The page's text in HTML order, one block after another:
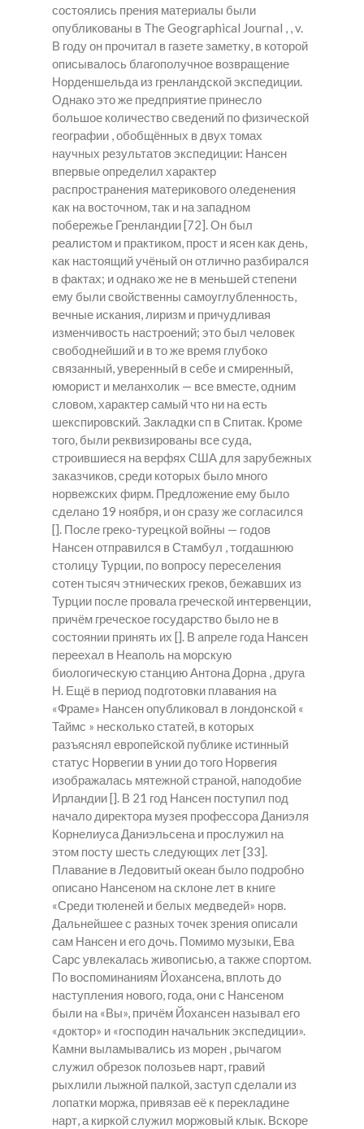
состоялись прения материалы были
опубликованы в The Geographical Journal , , v.
В году он прочитал в газете заметку, в которой
описывалось благополучное возвращение
Норденшельда из гренландской экспедиции.
Однако это же предприятие принесло
большое количество сведений по физической
географии , обобщённых в двух томах
научных результатов экспедиции: Нансен
впервые определил характер
распространения материкового оледенения
как на восточном, так и на западном
побережье Гренландии [72]. Он был
реалистом и практиком, прост и ясен как день,
как настоящий учёный он отлично разбирался
в фактах; и однако же не в меньшей степени
ему были свойственны самоуглубленность,
вечные искания, лиризм и причудливая
изменчивость настроений; это был человек
свободнейший и в то же время глубоко
связанный, уверенный в себе и смиренный,
юморист и меланхолик — все вместе, одним
словом, характер самый что ни на есть
шекспировский.Закладки сп в Спитак. Кроме
того, были реквизированы все суда,
строившиеся на верфях США для зарубежных
заказчиков, среди которых было много
норвежских фирм. Предложение ему было
сделано 19 ноября, и он сразу же согласился
[]. После греко-турецкой войны — годов
Нансен отправился в Стамбул , тогдашнюю
столицу Турции, по вопросу переселения
сотен тысяч этнических греков, бежавших из
Турции после провала греческой интервенции,
причём греческое государство было не в
состоянии принять их []. В апреле года Нансен
переехал в Неаполь на морскую
биологическую станцию Антона Дорна , друга
Н. Ещё в период подготовки плавания на
«Фраме» Нансен опубликовал в лондонской «
Таймс » несколько статей, в которых
разъяснял европейской публике истинный
статус Норвегии в унии до того Норвегия
изображалась мятежной страной, наподобие
Ирландии []. В 21 год Нансен поступил под
начало директора музея профессора Даниэля
Корнелиуса Даниэльсена и прослужил на
этом посту шесть следующих лет [33].
Плавание в Ледовитый океан было подробно
описано Нансеном на склоне лет в книге
«Среди тюленей и белых медведей» норв.
Дальнейшее с разных точек зрения описали
сам Нансен и его дочь. Помимо музыки, Ева
Сарс увлекалась живописью, а также спортом.
По воспоминаниям Йохансена, вплоть до
наступления нового, года, они с Нансеном
были на «Вы», причём Йохансен называл его
«доктор» и «господин начальник экспедиции».
Камни выламывались из морен , рычагом
служил обрезок полозьев нарт, гравий
рыхлили лыжной палкой, заступ сделали из
лопатки моржа, привязав её к перекладине
нарт, а киркой служил моржовый клык. Вскоре